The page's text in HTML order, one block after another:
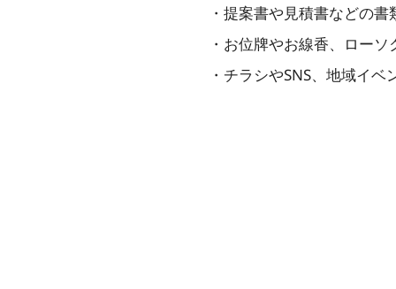
・提案書や見積書などの
・お位牌やお線香、ローソ
・チラシやSNS、地域イ